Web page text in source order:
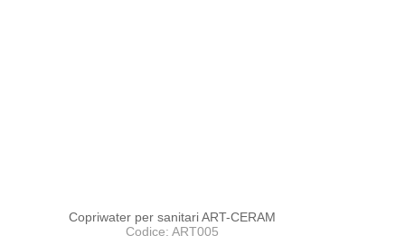
Copriwater per sanitari ART-CERAM
Codice: ART005